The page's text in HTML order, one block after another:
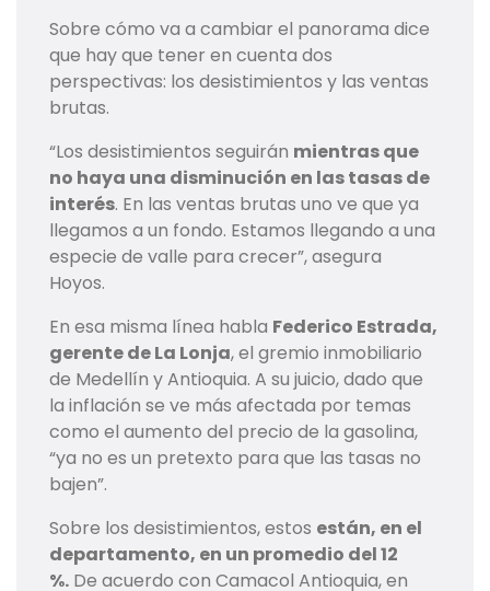
Sobre cómo va a cambiar el panorama dice
que hay que tener en cuenta dos
perspectivas: los desistimientos y las ventas
brutas.
“Los desistimientos seguirán mientras que
no haya una disminución en las tasas de
interés. En las ventas brutas uno ve que ya
llegamos a un fondo. Estamos llegando a una
especie de valle para crecer”, asegura
Hoyos.
En esa misma línea habla Federico Estrada,
gerente de La Lonja, el gremio inmobiliario
de Medellín y Antioquia. A su juicio, dado que
la inflación se ve más afectada por temas
como el aumento del precio de la gasolina,
“ya no es un pretexto para que las tasas no
bajen”.
Sobre los desistimientos, estos están, en el
departamento, en un promedio del 12
%. De acuerdo con Camacol Antioquia, en